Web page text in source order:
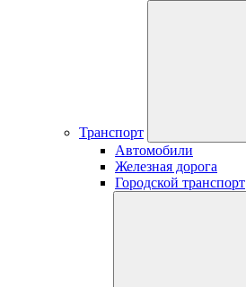
Транспорт
Автомобили
Железная дорога
Городской транспорт